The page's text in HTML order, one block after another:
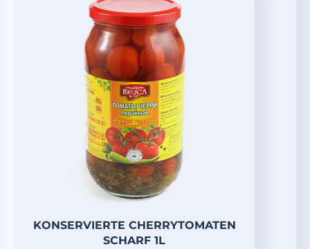
KONSERVIERTE CHERRYTOMATEN
SCHARF 1L